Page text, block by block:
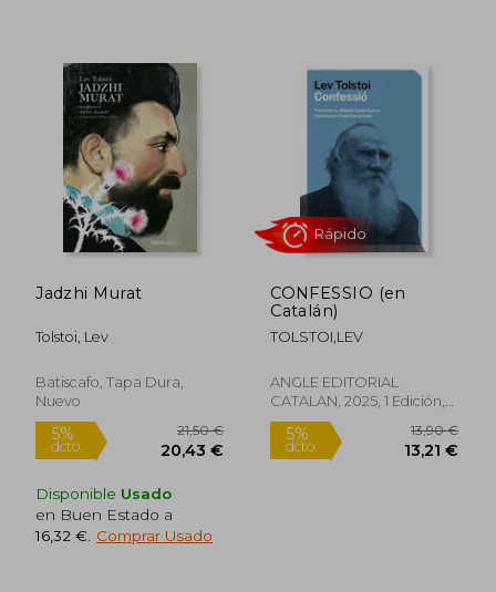
5%
dcto.
Rápido
5%
dcto.
Jadzhi Murat
Tolstoi, Lev
Batiscafo, Tapa Dura,
Nuevo
Disponible Usado
en Buen Estado a
16,32 € Comprar Usado
CONFESSIO (en
Catalán)
TOLSTOI,LEV
ANGLE EDITORIAL
CATALAN, 2025, 1 Edición,
Bolsillo, Nuevo